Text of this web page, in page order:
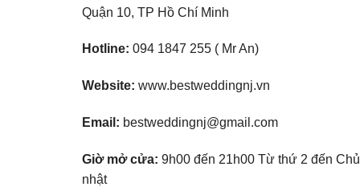
Quận 10, TP Hồ Chí Minh
Hotline: 094 1847 255 ( Mr An)
Website: www.bestweddingnj.vn
Email: bestweddingnj@gmail.com
Giờ mở cửa: 9h00 đến 21h00 Từ thứ 2 đến Chủ
nhật